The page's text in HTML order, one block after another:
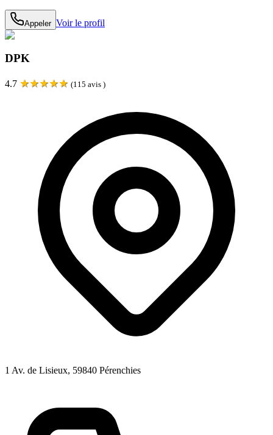
Appeler Voir le profil
DPK
4.7 ★★★★★ (115 avis )
1 Av. de Lisieux, 59840 Pérenchies